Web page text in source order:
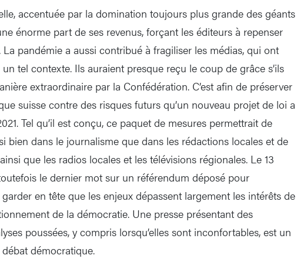
accentuée par la domination toujours plus grande des géants
énorme part de ses revenus, forçant les éditeurs à repenser
La pandémie a aussi contribué à fragiliser les médias, qui ont
tel contexte. Ils auraient presque reçu le coup de grâce s’ils
extraordinaire par la Confédération. C’est afin de préserver
suisse contre des risques futurs qu’un nouveau projet de loi a
Tel qu’il est conçu, ce paquet de mesures permettrait de
bien dans le journalisme que dans les rédactions locales et de
que les radios locales et les télévisions régionales. Le 13
le dernier mot sur un référendum déposé pour
en tête que les enjeux dépassent largement les intérêts de
de la démocratie. Une presse présentant des
poussées, y compris lorsqu’elles sont inconfortables, est un
démocratique.